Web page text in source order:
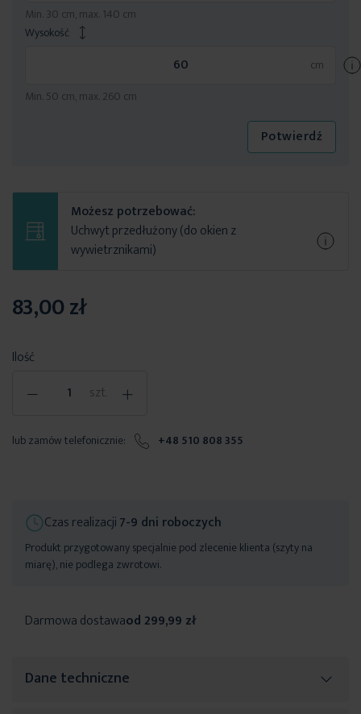
Min. 30 cm, max. 140 cm
Wysokość
Min. 50 cm, max. 260 cm
Potwierdź
Możesz potrzebować:
Uchwyt przedłużony (do okien z
wywietrznikami)
83,00 zł
Ilość
- szt. +
lub zamów telefonicznie: +48 510 808 355
Czas realizacji7-9 dni roboczych
Produkt przygotowany specjalnie pod zlecenie klienta (szyty na
miarę), nie podlega zwrotowi.
Darmowa dostawaod 299,99 zł
Dane techniczne